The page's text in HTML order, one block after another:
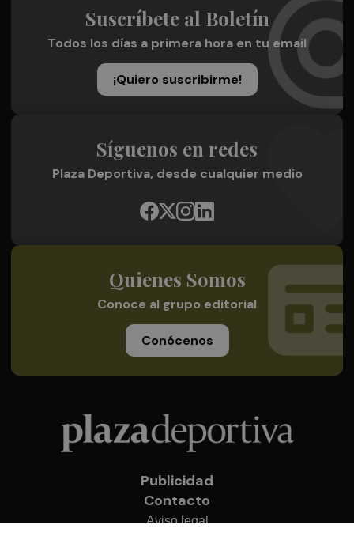
Suscríbete al Boletín
Todos los días a primera hora en tu email
¡Quiero suscribirme!
Síguenos en redes
Plaza Deportiva, desde cualquier medio
Quienes Somos
Conoce al grupo editorial
Conócenos
Publicidad
Contacto
Aviso legal